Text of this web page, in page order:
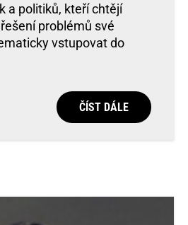
a politiků, kteří chtějí
problémů své
vstupovat do
ČÍST DÁLE